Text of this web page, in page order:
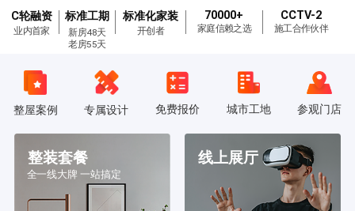
C轮融资
业内首家
标准工期
新房48天
老房55天
标准化家装
开创者
70000+
家庭信赖之选
CCTV-2
施工合作伙伴
整屋案例 专属设计 免费报价 城市工地 参观门店
整装套餐
全一线大牌 一站搞定
线上展厅